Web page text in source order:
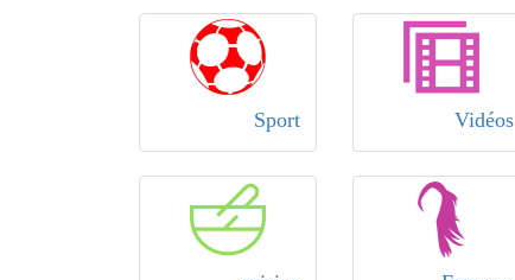
Vidéos
Sport